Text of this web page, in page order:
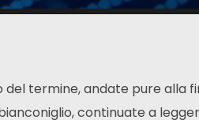
termine, andate pure alla
continuate a